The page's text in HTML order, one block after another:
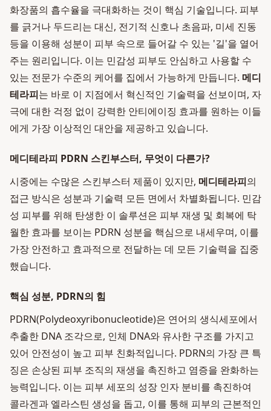
화장품의 흡수율을 극대화하는 것이 핵심 기술입니다. 피부
를 긁거나 두드리는 대신, 전기적 신호나 초음파, 미세 진동
등을 이용해 성분이 피부 속으로 들어갈 수 있는 '길'을 열어
주는 원리입니다. 이는 민감성 피부도 안심하고 사용할 수
있는 전문가 수준의 케어를 집에서 가능하게 만듭니다. 메디
테라피는 바로 이 지점에서 혁신적인 기술력을 선보이며, 자
극에 대한 걱정 없이 강력한 안티에이징 효과를 원하는 이들
에게 가장 이상적인 대안을 제공하고 있습니다.
메디테라피 PDRN 스킨부스터, 무엇이 다른가?
시중에는 수많은 스킨부스터 제품이 있지만, 메디테라피의
접근 방식은 성분과 기술력 모든 면에서 차별화됩니다. 민감
성 피부를 위해 탄생한 이 솔루션은 피부 재생 및 회복에 탁
월한 효과를 보이는 PDRN 성분을 핵심으로 내세우며, 이를
가장 안전하고 효과적으로 전달하는 데 모든 기술력을 집중
했습니다.
핵심 성분, PDRN의 힘
PDRN(Polydeoxyribonucleotide)은 연어의 생식세포에서
추출한 DNA 조각으로, 인체 DNA와 유사한 구조를 가지고
있어 안전성이 높고 피부 친화적입니다. PDRN의 가장 큰 특
징은 손상된 피부 조직의 재생을 촉진하고 염증을 완화하는
능력입니다. 이는 피부 세포의 성장 인자 분비를 촉진하여
콜라겐과 엘라스틴 생성을 돕고, 이를 통해 피부의 근본적인